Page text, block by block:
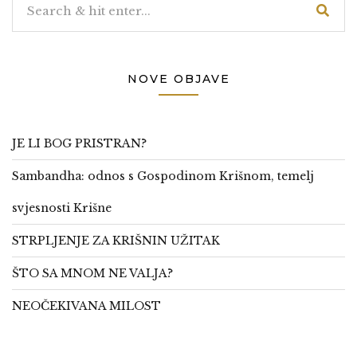
NOVE OBJAVE
JE LI BOG PRISTRAN?
Sambandha: odnos s Gospodinom Krišnom, temelj
svjesnosti Krišne
STRPLJENJE ZA KRIŠNIN UŽITAK
ŠTO SA MNOM NE VALJA?
NEOČEKIVANA MILOST